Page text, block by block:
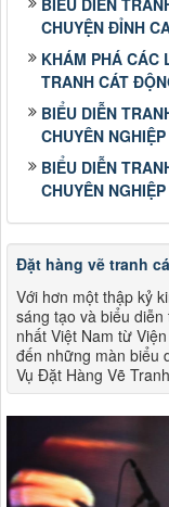
BIỂU DIỄN
CHUYỆN ĐỈNH
KHÁM PHÁ CÁC
TRANH CÁT
BIỂU DIỄN
CHUYÊN
BIỂU DIỄN
CHUYÊN
Đặt hàng vẽ tranh
Với hơn một thập kỷ
sáng tạo và biểu
nhất Việt Nam từ
đến những màn biểu
Vụ Đặt Hàng Vẽ